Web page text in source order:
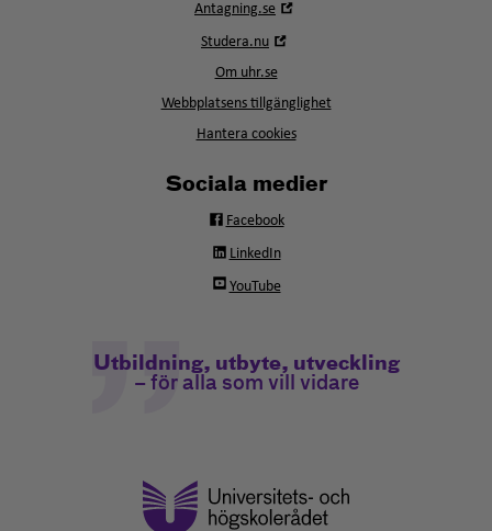
Antagning.se
Studera.nu
fönster
Om uhr.se
Webbplatsens tillgänglighet
Hantera cookies
Sociala medier
Facebook
LinkedIn
YouTube
Utbildning, utbyte, utveckling
– för alla som vill vidare